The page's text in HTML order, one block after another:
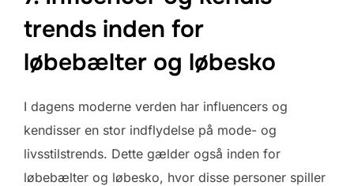
trends inden for
løbebælter og løbesko
I dagens moderne verden har influencers og
kendisser en stor indflydelse på mode- og
livsstilstrends. Dette gælder også inden for
løbebælter og løbesko, hvor disse personer spiller